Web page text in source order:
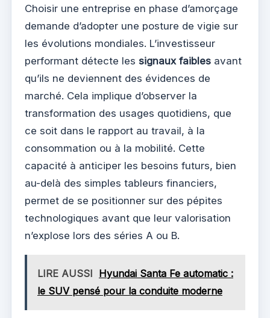
Choisir une entreprise en phase d’amorçage
demande d’adopter une posture de vigie sur
les évolutions mondiales. L’investisseur
performant détecte les signaux faibles avant
qu’ils ne deviennent des évidences de
marché. Cela implique d’observer la
transformation des usages quotidiens, que
ce soit dans le rapport au travail, à la
consommation ou à la mobilité. Cette
capacité à anticiper les besoins futurs, bien
au-delà des simples tableurs financiers,
permet de se positionner sur des pépites
technologiques avant que leur valorisation
n’explose lors des séries A ou B.
LIRE AUSSI Hyundai Santa Fe automatic :
le SUV pensé pour la conduite moderne